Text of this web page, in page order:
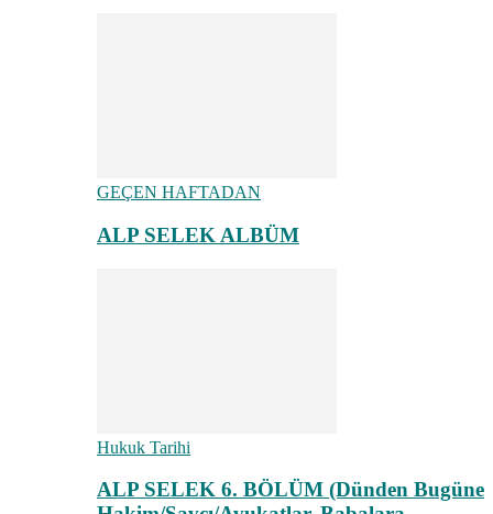
GEÇEN HAFTADAN
ALP SELEK ALBÜM
Hukuk Tarihi
ALP SELEK 6. BÖLÜM (Dünden Bugüne